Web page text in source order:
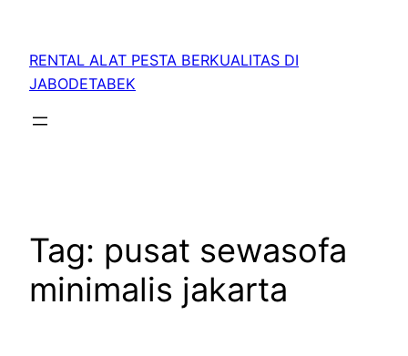
RENTAL ALAT PESTA BERKUALITAS DI
JABODETABEK
Tag: pusat sewasofa
minimalis jakarta